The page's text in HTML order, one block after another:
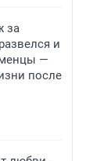
за
и
—
после